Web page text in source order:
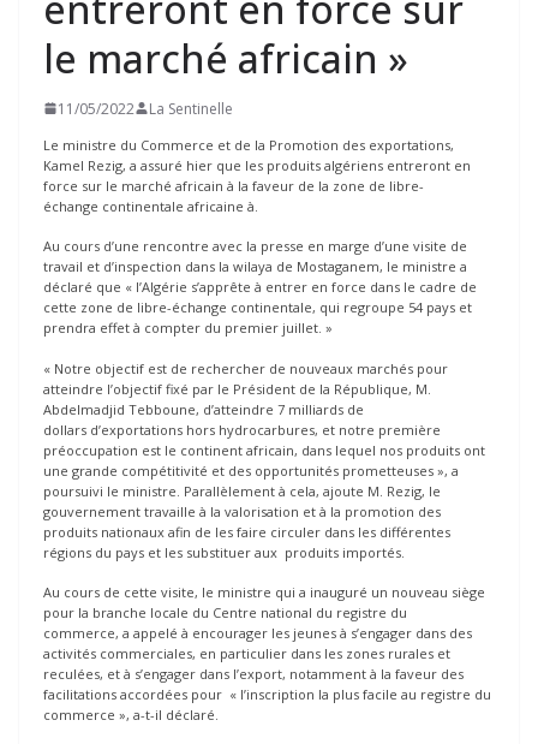
le marché africain »
11/05/2022 La Sentinelle
Le ministre du Commerce et de la Promotion des exportations,
Kamel Rezig, a assuré hier que les produits algériens entreront en
force sur le marché africain à la faveur de la zone de libre-
échange continentale africaine à.
Au cours d’une rencontre avec la presse en marge d’une visite de
travail et d’inspection dans la wilaya de Mostaganem, le ministre a
déclaré que « l’Algérie s’apprête à entrer en force dans le cadre de
cette zone de libre-échange continentale, qui regroupe 54 pays et
prendra effet à compter du premier juillet. »
« Notre objectif est de rechercher de nouveaux marchés pour
atteindre l’objectif fixé par le Président de la République, M.
Abdelmadjid Tebboune, d’atteindre 7 milliards de
dollars d’exportations hors hydrocarbures, et notre première
préoccupation est le continent africain, dans lequel nos produits ont
une grande compétitivité et des opportunités prometteuses », a
poursuivi le ministre. Parallèlement à cela, ajoute M. Rezig, le
gouvernement travaille à la valorisation et à la promotion des
produits nationaux afin de les faire circuler dans les différentes
régions du pays et les substituer aux produits importés.
Au cours de cette visite, le ministre qui a inauguré un nouveau siège
pour la branche locale du Centre national du registre du
commerce, a appelé à encourager les jeunes à s’engager dans des
activités commerciales, en particulier dans les zones rurales et
reculées, et à s’engager dans l’export, notamment à la faveur des
facilitations accordées pour « l’inscription la plus facile au registre du
commerce », a-t-il déclaré.